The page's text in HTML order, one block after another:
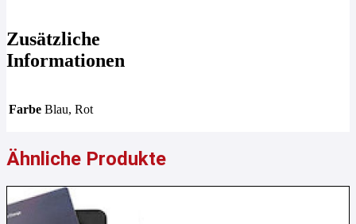
Zusätzliche
Informationen
Farbe Blau, Rot
Ähnliche Produkte